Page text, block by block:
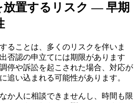
放置するリスク ― 早期
ることは、多くのリスクを伴いま
否認の申立てには期限があります
停や訴訟を起こされた場合、対応が
追い込まれる可能性があります。
か人に相談できませんし、時間も限